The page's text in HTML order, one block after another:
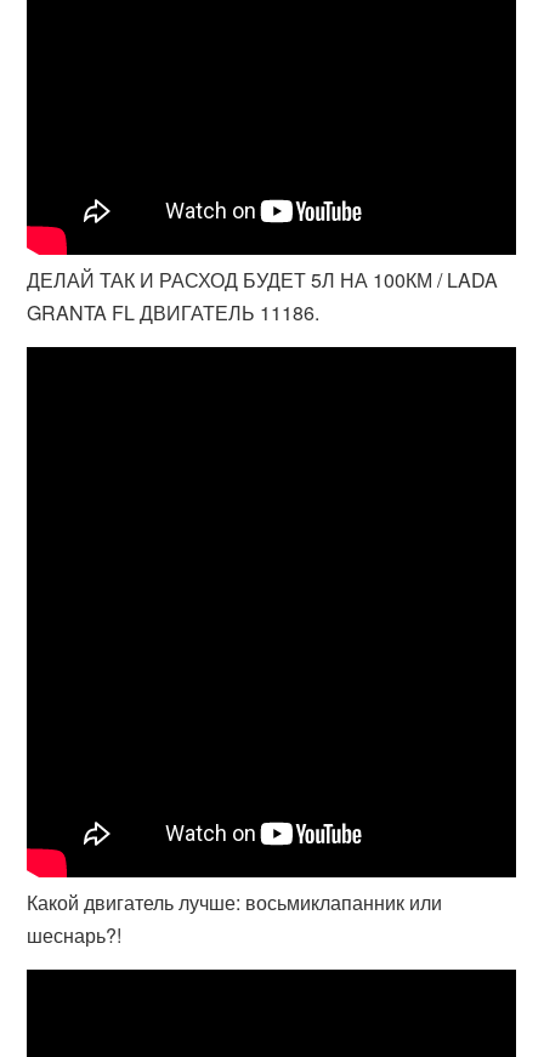
ДЕЛАЙ ТАК И РАСХОД БУДЕТ 5Л НА 100КМ / LADA
GRANTA FL ДВИГАТЕЛЬ 11186.
Какой двигатель лучше: восьмиклапанник или
шеснарь?!